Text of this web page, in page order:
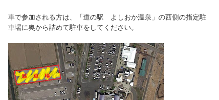
車で参加される方は、「道の駅 よしおか温泉」の西側の指定駐
車場に奥から詰めて駐車をしてください。